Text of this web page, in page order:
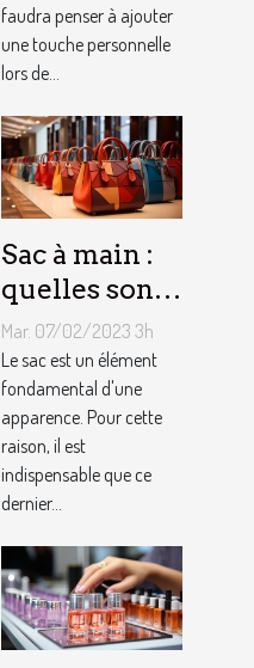
faudra penser à ajouter
une touche personnelle
lors de...
Sac à main :
quelles sont
les astuces
pour faire un
choix
approprié ?
Mar. 07/02/2023 3h
Le sac est un élément
fondamental d'une
apparence. Pour cette
raison, il est
indispensable que ce
dernier...